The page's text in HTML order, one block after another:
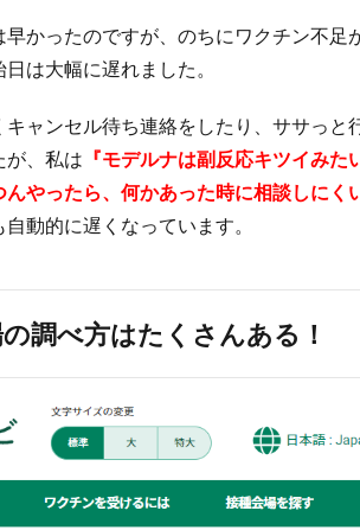
かったのですが、のちにワクチン不足
は大幅に遅れました。
ャンセル待ち連絡をしたり、ササっと
が、私は 『モデルナは副反応キツイみ
やったら、何かあった時に相談しにく
動的に遅くなっています。
調べ方はたくさんある！